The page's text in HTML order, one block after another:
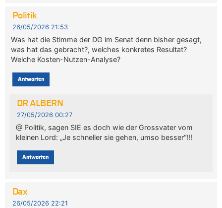
Politik
26/05/2026 21:53
Was hat die Stimme der DG im Senat denn bisher gesagt,
was hat das gebracht?, welches konkretes Resultat?
Welche Kosten-Nutzen-Analyse?
Antworten
DR ALBERN
27/05/2026 00:27
@ Politik, sagen SIE es doch wie der Grossvater vom
kleinen Lord: „Je schneller sie gehen, umso besser“!!!
Antworten
Dax
26/05/2026 22:21